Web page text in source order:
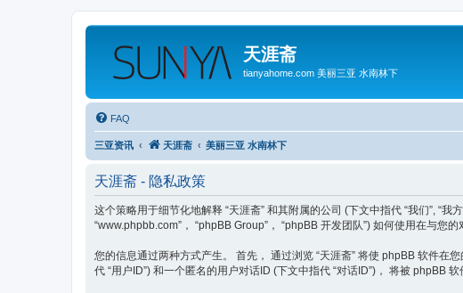
天涯斋
tianyahome.com 美丽三亚 水南林下
FAQ
三亚资讯 天涯斋 美丽三亚 水南林下
天涯斋 - 隐私政策
这个策略用于细节化地解释 “天涯斋” 和其附属的公司 (下文中指代 “我们”, “我
“www.phpbb.com”， “phpBB Group”， “phpBB 开发团队”) 如何使用在与您
您的信息通过两种方式产生。 首先， 通过浏览 “天涯斋” 将使 phpBB 软件
代 “用户ID”) 和一个匿名的用户对话ID (下文中指代 “对话ID”)， 将被 phpBB